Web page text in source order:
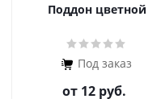
Поддон цветной
Под заказ
от 12 руб.